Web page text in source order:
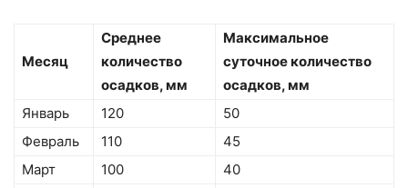
Месяц
Среднее
количество
осадков, мм
Максимальное
суточное количество
осадков, мм
Январь
120
50
Февраль
110
45
Март
100
40